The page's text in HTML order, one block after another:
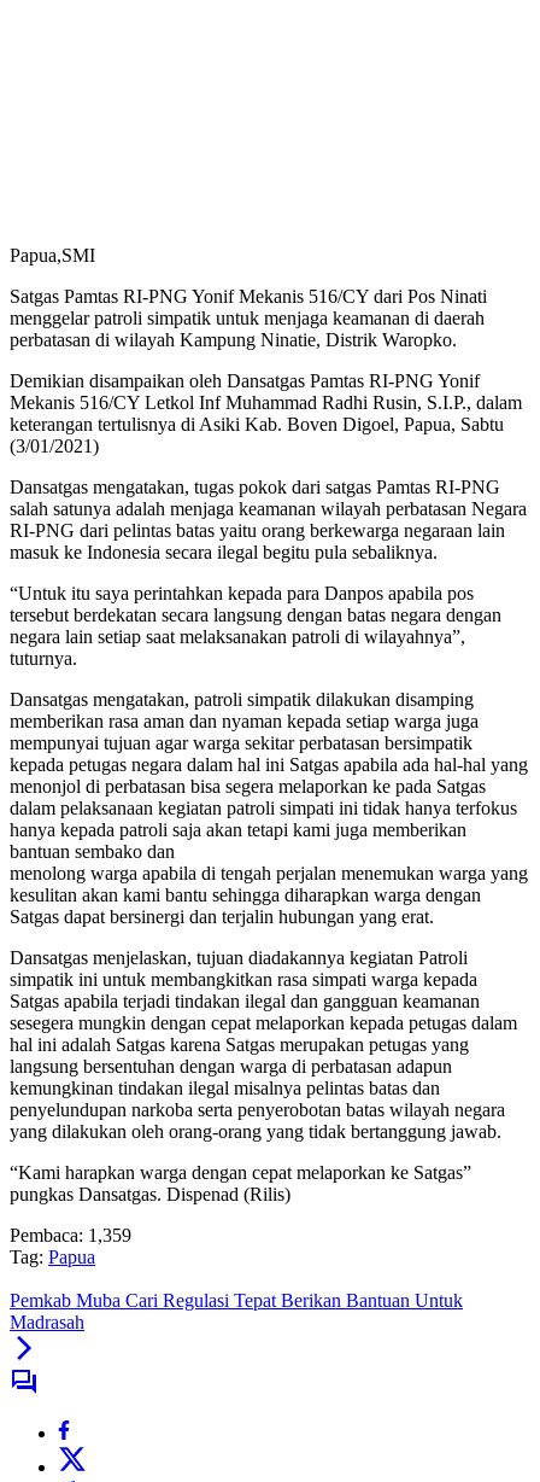
Papua,SMI
Satgas Pamtas RI-PNG Yonif Mekanis 516/CY dari Pos Ninati
menggelar patroli simpatik untuk menjaga keamanan di daerah
perbatasan di wilayah Kampung Ninatie, Distrik Waropko.
Demikian disampaikan oleh Dansatgas Pamtas RI-PNG Yonif
Mekanis 516/CY Letkol Inf Muhammad Radhi Rusin, S.I.P., dalam
keterangan tertulisnya di Asiki Kab. Boven Digoel, Papua, Sabtu
(3/01/2021)
Dansatgas mengatakan, tugas pokok dari satgas Pamtas RI-PNG
salah satunya adalah menjaga keamanan wilayah perbatasan Negara
RI-PNG dari pelintas batas yaitu orang berkewarga negaraan lain
masuk ke Indonesia secara ilegal begitu pula sebaliknya.
“Untuk itu saya perintahkan kepada para Danpos apabila pos
tersebut berdekatan secara langsung dengan batas negara dengan
negara lain setiap saat melaksanakan patroli di wilayahnya”,
tuturnya.
Dansatgas mengatakan, patroli simpatik dilakukan disamping
memberikan rasa aman dan nyaman kepada setiap warga juga
mempunyai tujuan agar warga sekitar perbatasan bersimpatik
kepada petugas negara dalam hal ini Satgas apabila ada hal-hal yang
menonjol di perbatasan bisa segera melaporkan ke pada Satgas
dalam pelaksanaan kegiatan patroli simpati ini tidak hanya terfokus
hanya kepada patroli saja akan tetapi kami juga memberikan
bantuan sembako dan
menolong warga apabila di tengah perjalan menemukan warga yang
kesulitan akan kami bantu sehingga diharapkan warga dengan
Satgas dapat bersinergi dan terjalin hubungan yang erat.
Dansatgas menjelaskan, tujuan diadakannya kegiatan Patroli
simpatik ini untuk membangkitkan rasa simpati warga kepada
Satgas apabila terjadi tindakan ilegal dan gangguan keamanan
sesegera mungkin dengan cepat melaporkan kepada petugas dalam
hal ini adalah Satgas karena Satgas merupakan petugas yang
langsung bersentuhan dengan warga di perbatasan adapun
kemungkinan tindakan ilegal misalnya pelintas batas dan
penyelundupan narkoba serta penyerobotan batas wilayah negara
yang dilakukan oleh orang-orang yang tidak bertanggung jawab.
“Kami harapkan warga dengan cepat melaporkan ke Satgas”
pungkas Dansatgas. Dispenad (Rilis)
Pembaca: 1,359
Tag: Papua
Pemkab Muba Cari Regulasi Tepat Berikan Bantuan Untuk
Madrasah